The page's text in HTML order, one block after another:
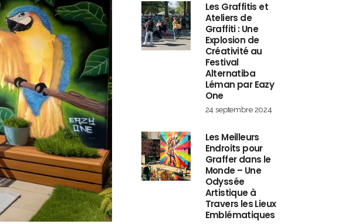
Les Graffitis et
Ateliers de
Graffiti : Une
Explosion de
Créativité au
Festival
Alternatiba
Léman par Eazy
One
24 septembre 2024
Les Meilleurs
Endroits pour
Graffer dans le
Monde – Une
Odyssée
Artistique à
Travers les Lieux
Emblématiques